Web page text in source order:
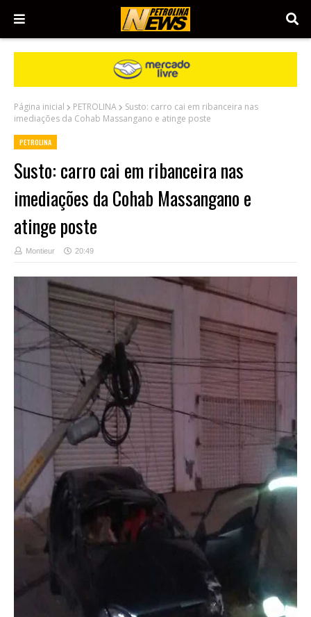
Página inicial PETROLINA
Susto: carro cai em ribanceira nas
imediações da Cohab Massangano e atinge poste
PETROLINA
Susto: carro cai em ribanceira nas
imediações da Cohab Massangano e
atinge poste
Montieur 20:49